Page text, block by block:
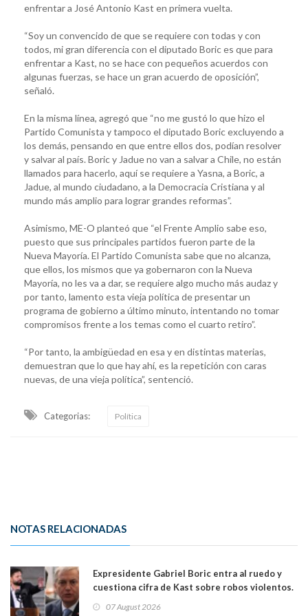
enfrentar a José Antonio Kast en primera vuelta.
“Soy un convencido de que se requiere con todas y con
todos, mi gran diferencia con el diputado Boric es que para
enfrentar a Kast, no se hace con pequeños acuerdos con
algunas fuerzas, se hace un gran acuerdo de oposición”,
señaló.
En la misma línea, agregó que “no me gustó lo que hizo el
Partido Comunista y tampoco el diputado Boric excluyendo a
los demás, pensando en que entre ellos dos, podían resolver
y salvar al país. Boric y Jadue no van a salvar a Chile, no están
llamados para hacerlo, aquí se requiere a Yasna, a Boric, a
Jadue, al mundo ciudadano, a la Democracia Cristiana y al
mundo más amplio para lograr grandes reformas”.
Asimismo, ME-O planteó que “el Frente Amplio sabe eso,
puesto que sus principales partidos fueron parte de la
Nueva Mayoría. El Partido Comunista sabe que no alcanza,
que ellos, los mismos que ya gobernaron con la Nueva
Mayoría, no les va a dar, se requiere algo mucho más audaz y
por tanto, lamento esta vieja política de presentar un
programa de gobierno a último minuto, intentando no tomar
compromisos frente a los temas como el cuarto retiro”.
“Por tanto, la ambigüedad en esa y en distintas materias,
demuestran que lo que hay ahí, es la repetición con caras
nuevas, de una vieja política”, sentenció.
Categorias: Política
NOTAS RELACIONADAS
Expresidente Gabriel Boric entra al ruedo y
cuestiona cifra de Kast sobre robos violentos.
07 August 2026